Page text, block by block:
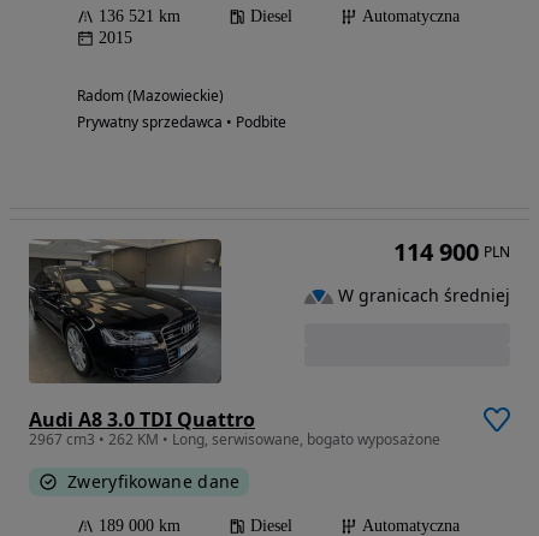
136 521 km Diesel
Automatyczna
2015
Radom (Mazowieckie)
Prywatny sprzedawca • Podbite
Audi A8 3.0 TDI Quattro
2967 cm3 • 262 KM • Long, serwisowane, bogato wyposażone
Zweryfikowane dane
189 000 km Diesel
Automatyczna
114 900 PLN
W granicach średniej